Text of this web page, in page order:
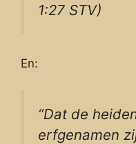
1:27 STV)
En:
“Dat de
erfgenamen